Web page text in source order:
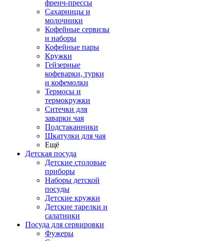
френч-прессы
Сахарницы и
молочники
Кофейные сервизы
и наборы
Кофейные пары
Кружки
Гейзерные
кофеварки, турки
и кофемолки
Термосы и
термокружки
Ситечки для
заварки чая
Подстаканники
Шкатулки для чая
Ещё
Детская посуда
Детские столовые
приборы
Наборы детской
посуды
Детские кружки
Детские тарелки и
салатники
Посуда для сервировки
Фужеры